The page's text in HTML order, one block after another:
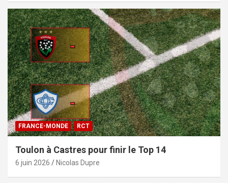
FRANCE-MONDE RCT
Toulon à Castres pour finir le Top 14
6 juin 2026 Nicolas Dupre